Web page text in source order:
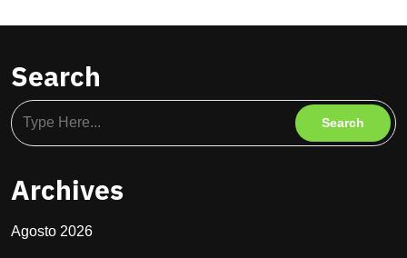
Search
Archives
Agosto 2026